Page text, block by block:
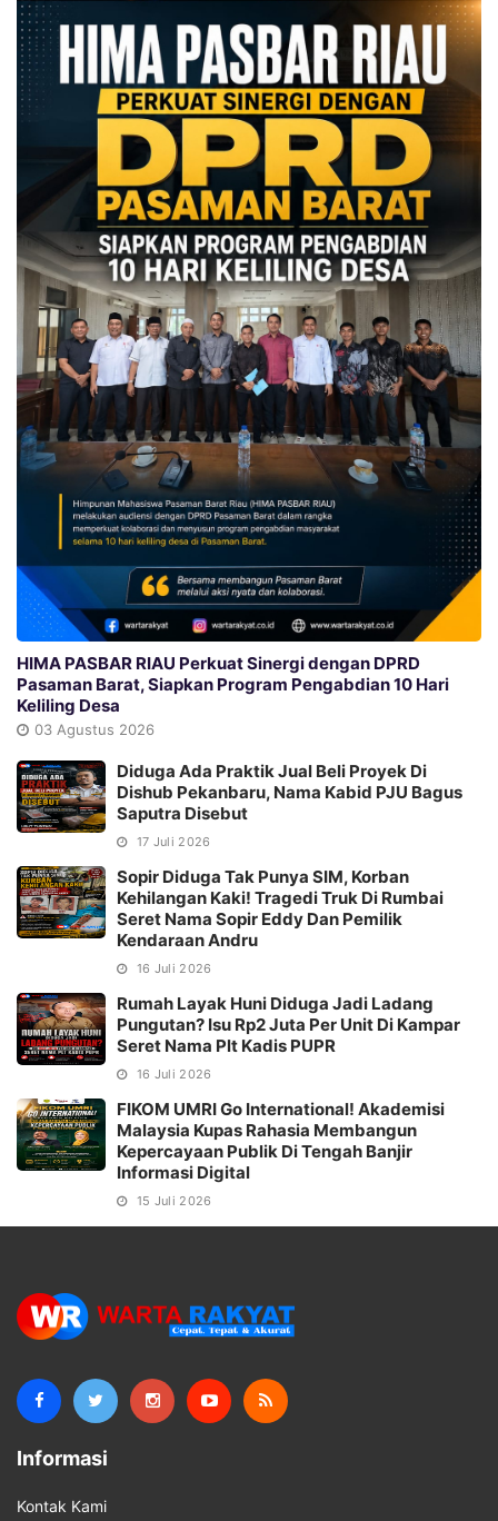
HIMA PASBAR RIAU Perkuat Sinergi dengan DPRD
Pasaman Barat, Siapkan Program Pengabdian 10 Hari
Keliling Desa
03 Agustus 2026
Diduga Ada Praktik Jual Beli Proyek Di
Dishub Pekanbaru, Nama Kabid PJU Bagus
Saputra Disebut
17 Juli 2026
Sopir Diduga Tak Punya SIM, Korban
Kehilangan Kaki! Tragedi Truk Di Rumbai
Seret Nama Sopir Eddy Dan Pemilik
Kendaraan Andru
16 Juli 2026
Rumah Layak Huni Diduga Jadi Ladang
Pungutan? Isu Rp2 Juta Per Unit Di Kampar
Seret Nama Plt Kadis PUPR
16 Juli 2026
FIKOM UMRI Go International! Akademisi
Malaysia Kupas Rahasia Membangun
Kepercayaan Publik Di Tengah Banjir
Informasi Digital
15 Juli 2026
Informasi
Kontak Kami